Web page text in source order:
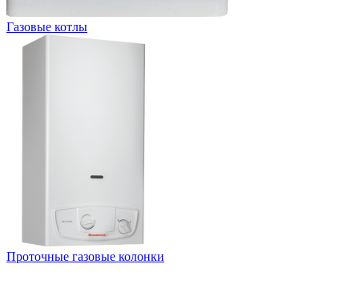
Газовые котлы
Проточные газовые колонки